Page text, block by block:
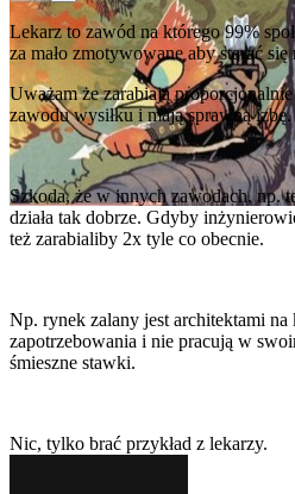
Lekarz to zawód na którego 99%
za mało zmotywowane aby starać się
Uważam że zarabiają
zawodu wysiłku i mają sprawną izbę.
Szkoda, że w innych zawodach, np.
działa tak dobrze. Gdyby
też zarabialiby 2x tyle co obecnie.
Np. rynek zalany jest architektami na
zapotrzebowania i nie pracują w
śmieszne stawki.
Nic, tylko brać przykład z lekarzy.